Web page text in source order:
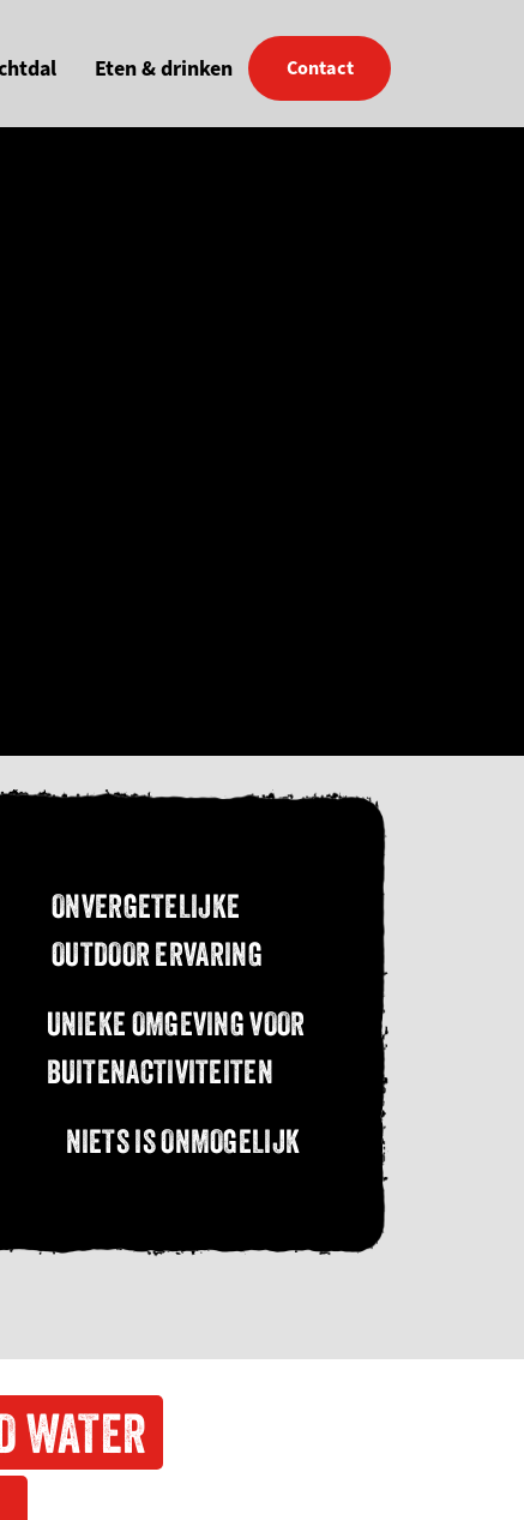
Eten & drinken Contact
ONVERGETELIJKE
OUTDOOR ERVARING
UNIEKE OMGEVING VOOR
BUITENACTIVITEITEN
NIETS IS ONMOGELIJK
WATER